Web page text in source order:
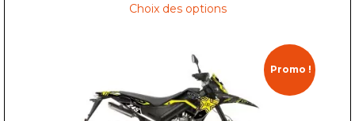
Choix des options
Promo !